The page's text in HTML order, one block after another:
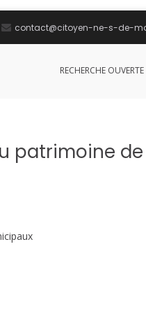
contact@citoyen-ne-s-de-
RECHERCHE OUVERTE
patrimoine